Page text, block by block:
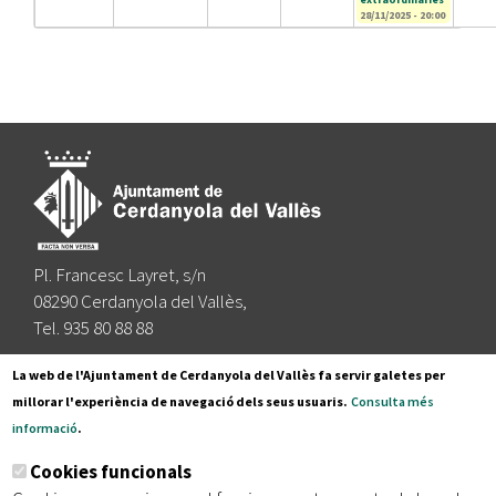
28/11/2025 - 20:00
Pl. Francesc Layret, s/n
08290 Cerdanyola del Vallès,
Tel. 935 80 88 88
Segueix-nos a:
Subscriu-te al nostre butlletí
La web de l'Ajuntament de Cerdanyola del Vallès fa servir galetes per
millorar l'experiència de navegació dels seus usuaris. Consulta més
informació.
Cookies funcionals